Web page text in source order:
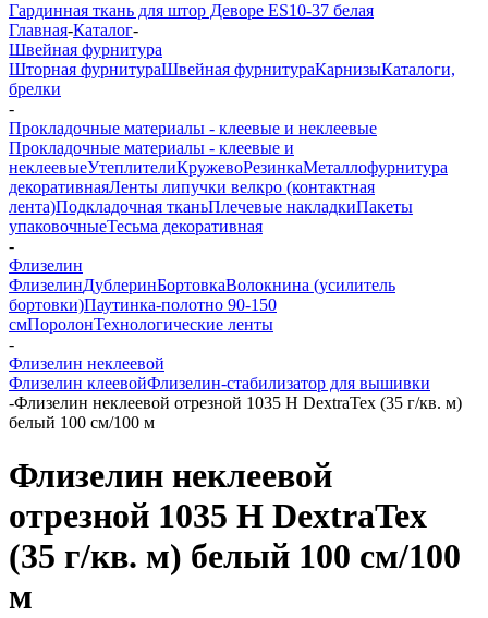
Гардинная ткань для штор Деворе ES10-37 белая
Главная-Каталог-
Швейная фурнитура
Шторная фурнитураШвейная фурнитураКарнизыКаталоги,
брелки
-
Прокладочные материалы - клеевые и неклеевые
Прокладочные материалы - клеевые и
неклеевыеУтеплителиКружевоРезинкаМеталлофурнитура
декоративнаяЛенты липучки велкро (контактная
лента)Подкладочная тканьПлечевые накладкиПакеты
упаковочныеТесьма декоративная
-
Флизелин
ФлизелинДублеринБортовкаВолокнина (усилитель
бортовки)Паутинка-полотно 90-150
смПоролонТехнологические ленты
-
Флизелин неклеевой
Флизелин клеевойФлизелин-стабилизатор для вышивки
-Флизелин неклеевой отрезной 1035 H DextraTex (35 г/кв. м)
белый 100 см/100 м
Флизелин неклеевой
отрезной 1035 H DextraTex
(35 г/кв. м) белый 100 см/100
м